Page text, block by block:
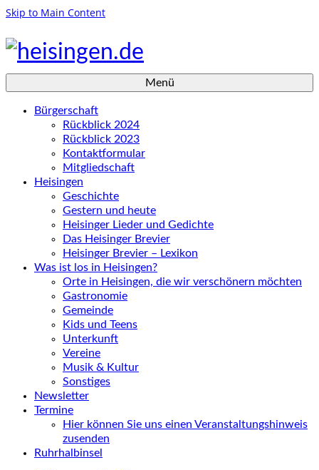
Skip to Main Content
Menü
Bürgerschaft
Rückblick 2024
Rückblick 2023
Kontaktformular
Mitgliedschaft
Heisingen
Geschichte
Gestern und heute
Heisinger Lieder und Gedichte
Das Heisinger Brevier
Heisinger Brevier – Lexikon
Was ist los in Heisingen?
Orte in Heisingen, die wir verschönern möchten
Gastronomie
Gemeinde
Kids und Teens
Unterkunft
Vereine
Musik & Kultur
Sonstiges
Newsletter
Termine
Hier können Sie uns einen Veranstaltungshinweis
zusenden
Ruhrhalbinsel